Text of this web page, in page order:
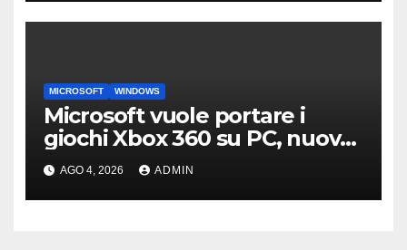
MICROSOFT WINDOWS
Microsoft vuole portare i
giochi Xbox 360 su PC, nuove
indiscrezioni
AGO 4, 2026 ADMIN